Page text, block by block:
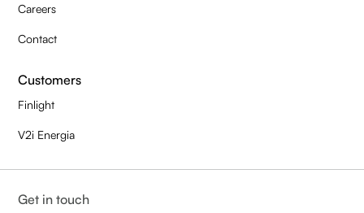
Careers
Contact
Customers
Finlight
V2i Energia
Get in touch